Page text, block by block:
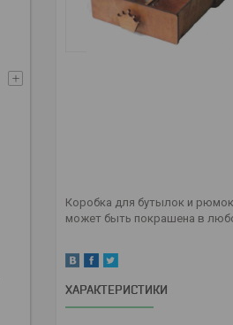
Коробка для бутылок и
может быть покрашена в
ХАРАКТЕРИСТИКИ